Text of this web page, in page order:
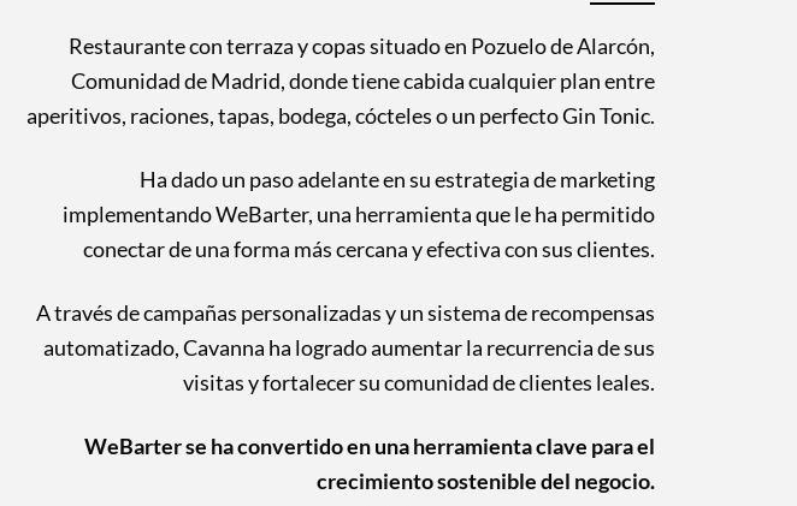
Restaurante con terraza y copas situado en Pozuelo de Alarcón,
Comunidad de Madrid, donde tiene cabida cualquier plan entre
aperitivos, raciones, tapas, bodega, cócteles o un perfecto Gin Tonic.
Ha dado un paso adelante en su estrategia de marketing
implementando WeBarter, una herramienta que le ha permitido
conectar de una forma más cercana y efectiva con sus clientes.
A través de campañas personalizadas y un sistema de recompensas
automatizado, Cavanna ha logrado aumentar la recurrencia de sus
visitas y fortalecer su comunidad de clientes leales.
WeBarter se ha convertido en una herramienta clave para el
crecimiento sostenible del negocio.